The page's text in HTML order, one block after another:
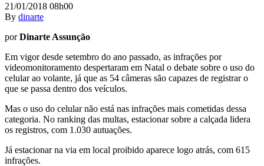
21/01/2018 08h00
By dinarte
porDinarte Assunção
Em vigor desde setembro do ano passado, as infrações por
videomonitoramento despertaram em Natal o debate sobre o uso do
celular ao volante, já que as 54 câmeras são capazes de registrar o
que se passa dentro dos veículos.
Mas o uso do celular não está nas infrações mais cometidas dessa
categoria. No ranking das multas, estacionar sobre a calçada lidera
os registros, com 1.030 autuações.
Já estacionar na via em local proibido aparece logo atrás, com 615
infrações.